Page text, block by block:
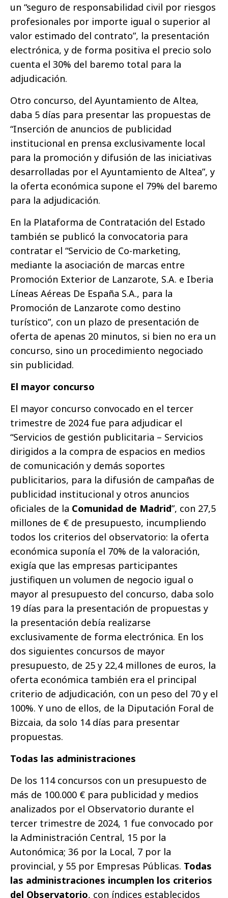
un “seguro de responsabilidad civil por riesgos
profesionales por importe igual o superior al
valor estimado del contrato”, la presentación
electrónica, y de forma positiva el precio solo
cuenta el 30% del baremo total para la
adjudicación.
Otro concurso, del Ayuntamiento de Altea,
daba 5 días para presentar las propuestas de
“Inserción de anuncios de publicidad
institucional en prensa exclusivamente local
para la promoción y difusión de las iniciativas
desarrolladas por el Ayuntamiento de Altea”, y
la oferta económica supone el 79% del baremo
para la adjudicación.
En la Plataforma de Contratación del Estado
también se publicó la convocatoria para
contratar el “Servicio de Co-marketing,
mediante la asociación de marcas entre
Promoción Exterior de Lanzarote, S.A. e Iberia
Líneas Aéreas De España S.A., para la
Promoción de Lanzarote como destino
turístico”, con un plazo de presentación de
oferta de apenas 20 minutos, si bien no era un
concurso, sino un procedimiento negociado
sin publicidad.
El mayor concurso
El mayor concurso convocado en el tercer
trimestre de 2024 fue para adjudicar el
“Servicios de gestión publicitaria – Servicios
dirigidos a la compra de espacios en medios
de comunicación y demás soportes
publicitarios, para la difusión de campañas de
publicidad institucional y otros anuncios
oficiales de la Comunidad de Madrid”, con 27,5
millones de € de presupuesto, incumpliendo
todos los criterios del observatorio: la oferta
económica suponía el 70% de la valoración,
exigía que las empresas participantes
justifiquen un volumen de negocio igual o
mayor al presupuesto del concurso, daba solo
19 días para la presentación de propuestas y
la presentación debía realizarse
exclusivamente de forma electrónica. En los
dos siguientes concursos de mayor
presupuesto, de 25 y 22,4 millones de euros, la
oferta económica también era el principal
criterio de adjudicación, con un peso del 70 y el
100%. Y uno de ellos, de la Diputación Foral de
Bizcaia, da solo 14 días para presentar
propuestas.
Todas las administraciones
De los 114 concursos con un presupuesto de
más de 100.000 € para publicidad y medios
analizados por el Observatorio durante el
tercer trimestre de 2024, 1 fue convocado por
la Administración Central, 15 por la
Autonómica; 36 por la Local, 7 por la
provincial, y 55 por Empresas Públicas. Todas
las administraciones incumplen los criterios
del Observatorio, con índices establecidos